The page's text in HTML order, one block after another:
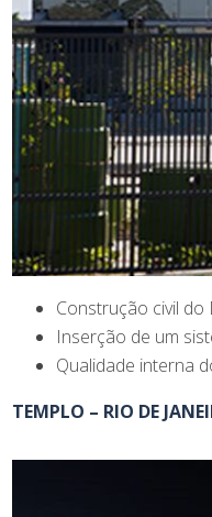
Construção civil do
Inserção de um
Qualidade interna
TEMPLO – RIO DE